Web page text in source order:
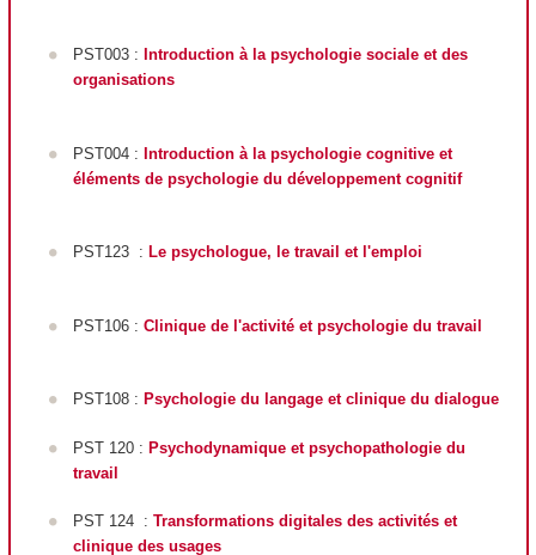
PST003 : Introduction à la psychologie sociale et des
organisations
PST004 : Introduction à la psychologie cognitive et
éléments de psychologie du développement cognitif
PST123 : Le psychologue, le travail et l'emploi
PST106 : Clinique de l'activité et psychologie du travail
PST108 : Psychologie du langage et clinique du dialogue
PST 120 : Psychodynamique et psychopathologie du
travail
PST 124 : Transformations digitales des activités et
clinique des usages